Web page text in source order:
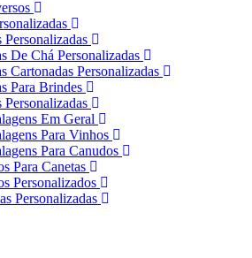
Personalizadas
De Chá Personalizadas
Cartonadas Personalizadas
Para Brindes
Personalizadas
Em Geral
Para Vinhos
Para Canudos
Para Canetas
Personalizados
Personalizadas